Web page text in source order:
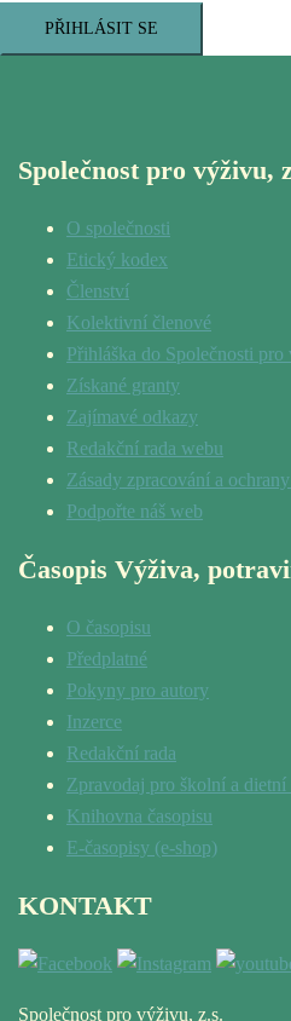
PŘIHLÁSIT SE
Společnost pro výživu,
O společnosti
Etický kodex
Členství
Kolektivní členové
Přihláška do Společnosti pro
Získané granty
Zajímavé odkazy
Redakční rada webu
Zásady zpracování a
Podpořte náš web
Časopis Výživa,
O časopisu
Předplatné
Pokyny pro autory
Inzerce
Redakční rada
Zpravodaj pro školní a dietní
Knihovna časopisu
E-časopisy (e-shop)
KONTAKT
Společnost pro výživu, z.s.